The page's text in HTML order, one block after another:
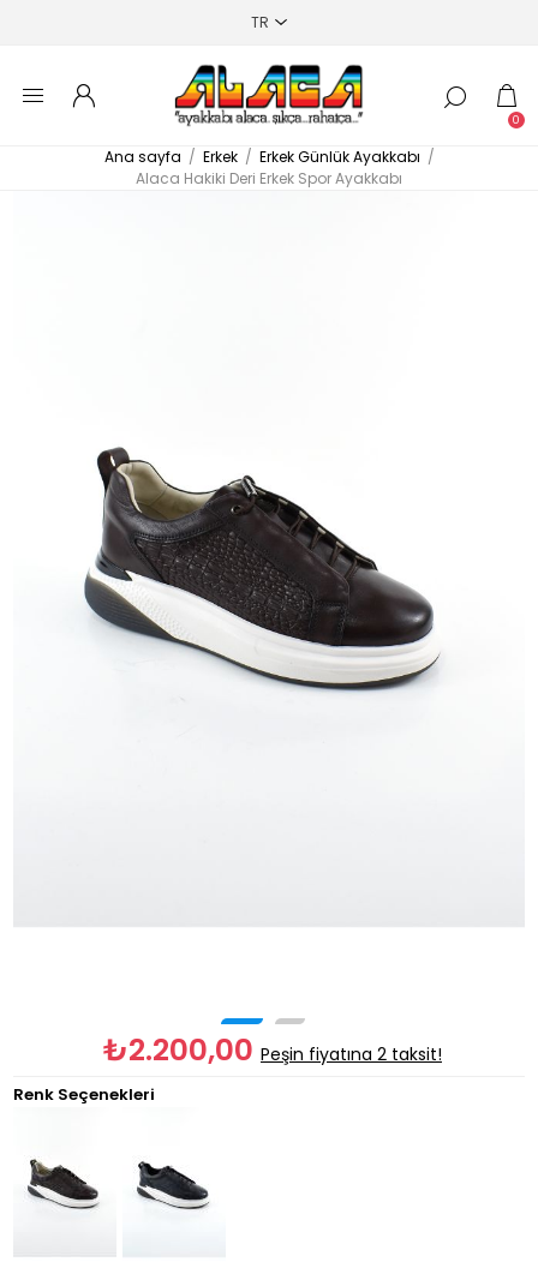
0
Ana sayfa / Erkek / Erkek Günlük Ayakkabı /
Alaca Hakiki Deri Erkek Spor Ayakkabı
₺2.200,00 Peşin fiyatına 2 taksit!
Renk Seçenekleri